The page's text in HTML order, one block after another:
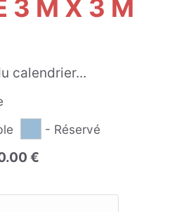
3 M X 3 M
calendrier...
- Réservé
€